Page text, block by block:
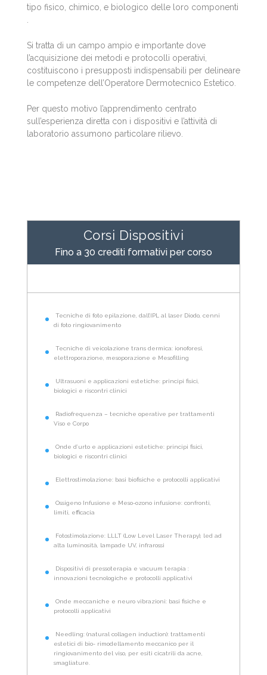
tipo fisico, chimico, e biologico delle loro componenti
Si tratta di un campo ampio e importante dove
l’acquisizione dei metodi e protocolli operativi,
costituiscono i presupposti indispensabili per delineare
le competenze dell’Operatore Dermotecnico Estetico.
Per questo motivo l’apprendimento centrato
sull’esperienza diretta con i dispositivi e l’attività di
laboratorio assumono particolare rilievo.
Corsi Dispositivi
Fino a 30 crediti formativi per corso
Tecniche di foto epilazione, dall’IPL al laser Diodo, cenni
di foto ringiovanimento
Tecniche di veicolazione trans dermica: ionoforesi,
elettroporazione, mesoporazione e Mesofilling
Ultrasuoni e applicazioni estetiche: principi fisici,
biologici e riscontri clinici
Radiofrequenza – tecniche operative per trattamenti
Viso e Corpo
Onde d’urto e applicazioni estetiche: principi fisici,
biologici e riscontri clinici
Elettrostimolazione: basi biofisiche e protocolli applicativi
Ossigeno Infusione e Meso-ozono infusione: confronti,
limiti, efficacia
Fotostimolazione: LLLT (Low Level Laser Therapy), led ad
alta luminosità, lampade UV, infrarossi
Dispositivi di pressoterapia e vacuum terapia :
innovazioni tecnologiche e protocolli applicativi
Onde meccaniche e neuro vibrazioni: basi fisiche e
protocolli applicativi
Needling: (natural collagen induction): trattamenti
estetici di bio- rimodellamento meccanico per il
ringiovanimento del viso, per esiti cicatrili da acne,
smagliature.